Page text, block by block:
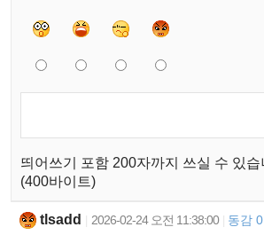
띄어쓰기 포함 200자까지 쓰실 수 있습
(400바이트)
tlsadd 2026-02-24 오전 11:38:00 동감 0